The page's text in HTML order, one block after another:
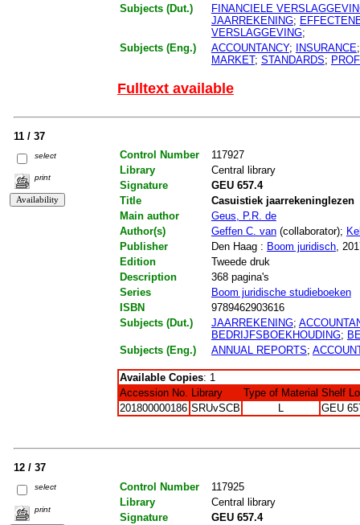
Subjects (Dut.)
FINANCIELE
JAARREKENING;
VERSLAGGEVING;
Subjects (Eng.)
ACCOUNTANCY; INSURANCE
MARKET; STANDARDS;
Fulltext available
11 / 37
select
print
Control Number
117927
Library
Central library
Signature
GEU 657.4
Title
Casuistiek jaarrekeninglezen
Main author
Geus, P.R. de
Author(s)
Geffen C. van(collaborator);
Publisher
Den Haag : Boom juridisch,
Edition
Tweede druk
Description
368 pagina's
Series
Boom juridische studieboeken
ISBN
9789462903616
Subjects (Dut.)
JAARREKENING;
BEDRIJFSBOEKHOUDING;
Subjects (Eng.)
ANNUAL REPORTS;
Available Copies: 1
Accession No. Library Type of Material Shelf
201800000186 SRUvSCB L GEU
12 / 37
select
print
Control Number
117925
Library
Central library
Signature
GEU 657.4